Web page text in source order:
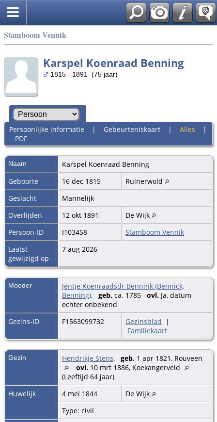
Stamboom Vennik
Karspel Koenraad Benning
1815 - 1891 (75 jaar)
Persoonlijke informatie | Gebeurteniskaart| Alles |
PDF
Naam Karspel Koenraad Benning
Geboorte
16 dec 1815
Ruinerwold
Geslacht
Mannelijk
Overlijden
12 okt 1891
De Wijk
Persoon-ID
I103458
Stamboom Vennik
Laatst
gewijzigd op
7 aug 2026
Moeder
Jentje Koenraadsdr Bennink (Bennick,
Benning), geb. ca. 1785 ovl. Ja, datum
echter onbekend
Gezins-ID
F1563099732 Gezinsblad |
Familiekaart
Gezin Hendrikje Stens, geb. 1 apr 1821, Rouveen
ovl. 10 mrt 1886, Koekangerveld
(Leeftijd 64 jaar)
Huwelijk
4 mei 1844
De Wijk
Type: civil